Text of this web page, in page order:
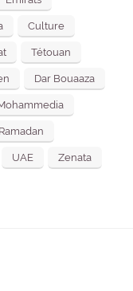
Culture
Tétouan
Dar Bouaaza
Ramadan
UAE Zenata